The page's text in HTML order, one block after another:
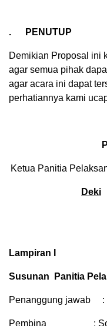
. PENUTUP
Demikian Proposal ini
agar semua pihak
agar acara ini dapat
perhatiannya kami
Ketua Panitia
Deki
Lampiran I
Susunan Panitia
Penanggung jawab :
Pembina : Sopian